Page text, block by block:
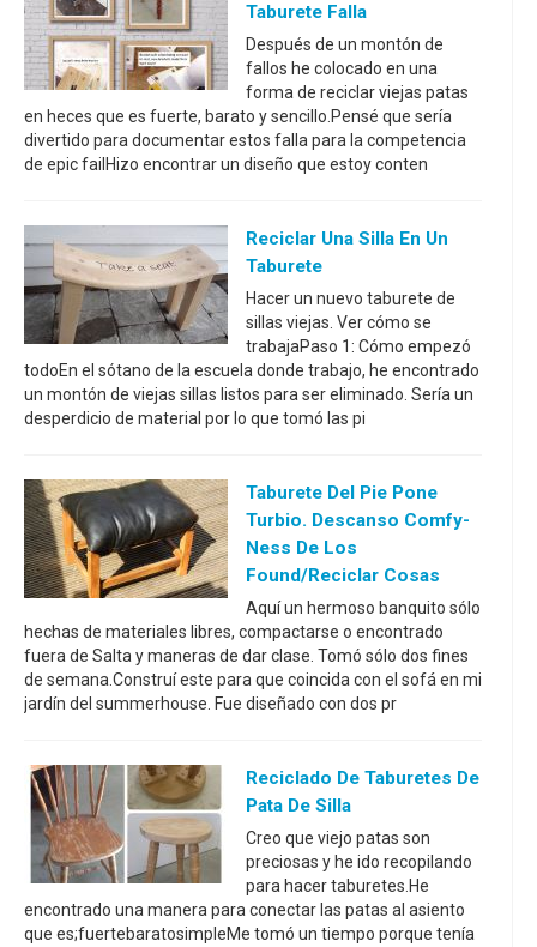
Taburete Falla
Después de un montón de
fallos he colocado en una
forma de reciclar viejas patas
en heces que es fuerte, barato y sencillo.Pensé que sería
divertido para documentar estos falla para la competencia
de epic failHizo encontrar un diseño que estoy conten
Reciclar Una Silla En Un
Taburete
Hacer un nuevo taburete de
sillas viejas. Ver cómo se
trabajaPaso 1: Cómo empezó
todoEn el sótano de la escuela donde trabajo, he encontrado
un montón de viejas sillas listos para ser eliminado. Sería un
desperdicio de material por lo que tomó las pi
Taburete Del Pie Pone
Turbio. Descanso Comfy-
Ness De Los
Found/reciclar Cosas
Aquí un hermoso banquito sólo
hechas de materiales libres, compactarse o encontrado
fuera de Salta y maneras de dar clase. Tomó sólo dos fines
de semana.Construí este para que coincida con el sofá en mi
jardín del summerhouse. Fue diseñado con dos pr
Reciclado De Taburetes De
Pata De Silla
Creo que viejo patas son
preciosas y he ido recopilando
para hacer taburetes.He
encontrado una manera para conectar las patas al asiento
que es;fuertebaratosimpleMe tomó un tiempo porque tenía